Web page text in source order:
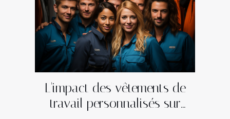
L'impact des vêtements de
travail personnalisés sur